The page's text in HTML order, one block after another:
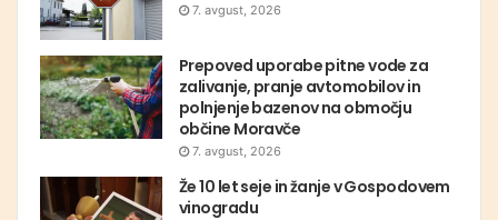
7. avgust, 2026
Prepoved uporabe pitne vode za
zalivanje, pranje avtomobilov in
polnjenje bazenov na območju
občine Moravče
7. avgust, 2026
Že 10 let seje in žanje v Gospodovem
vinogradu